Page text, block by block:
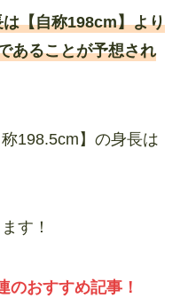
【自称198cm】より
あることが予想され
198.5cm】の身長は
す！
おすすめ記事！